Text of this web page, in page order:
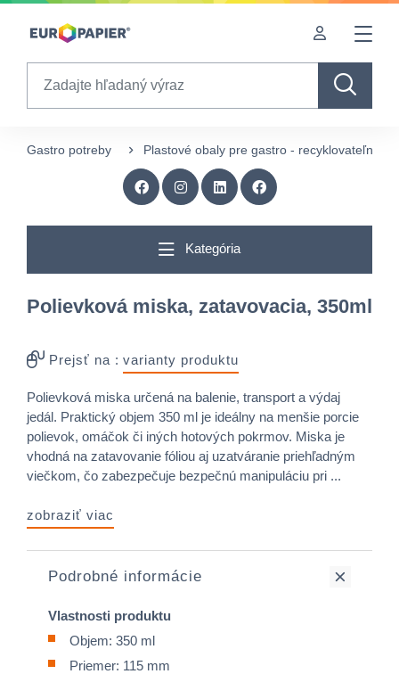
Table Of Content
Doplnkové produkty
Zaujímavé produkty pre Vás
Gastro potreby Plastové obaly pre gastro - recyklovateľné
Kategória
Polievková miska, zatavovacia, 350ml
Prejsť na : varianty produktu
Polievková miska určená na balenie, transport a výdaj
jedál. Praktický objem 350 ml je ideálny na menšie porcie
polievok, omáčok či iných hotových pokrmov. Miska je
vhodná na zatavovanie fóliou aj uzatváranie priehľadným
viečkom, čo zabezpečuje bezpečnú manipuláciu pri ...
zobraziť viac
Podrobné informácie
Vlastnosti produktu
Objem: 350 ml
Priemer: 115 mm